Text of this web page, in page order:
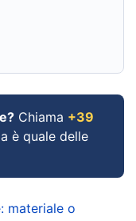
Chiama +39
è quale delle
materiale o